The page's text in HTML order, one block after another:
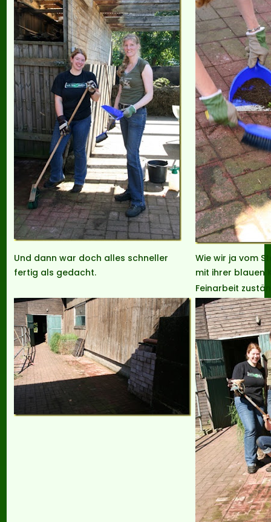
Und dann war doch alles schneller
fertig als gedacht.
Wie wir ja vom
mit ihrer blauen
Feinarbeit